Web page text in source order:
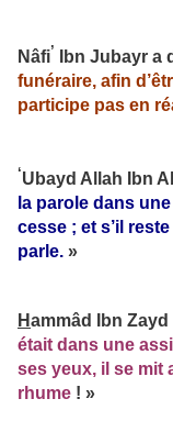
Nâfi’ Ibn Jubayr a
funéraire, afin
participe pas en
‘Ubayd Allah Ibn
la parole dans
cesse ; et s’il
parle. »
Hammâd Ibn
était dans une
ses yeux, il se mit
rhume ! »